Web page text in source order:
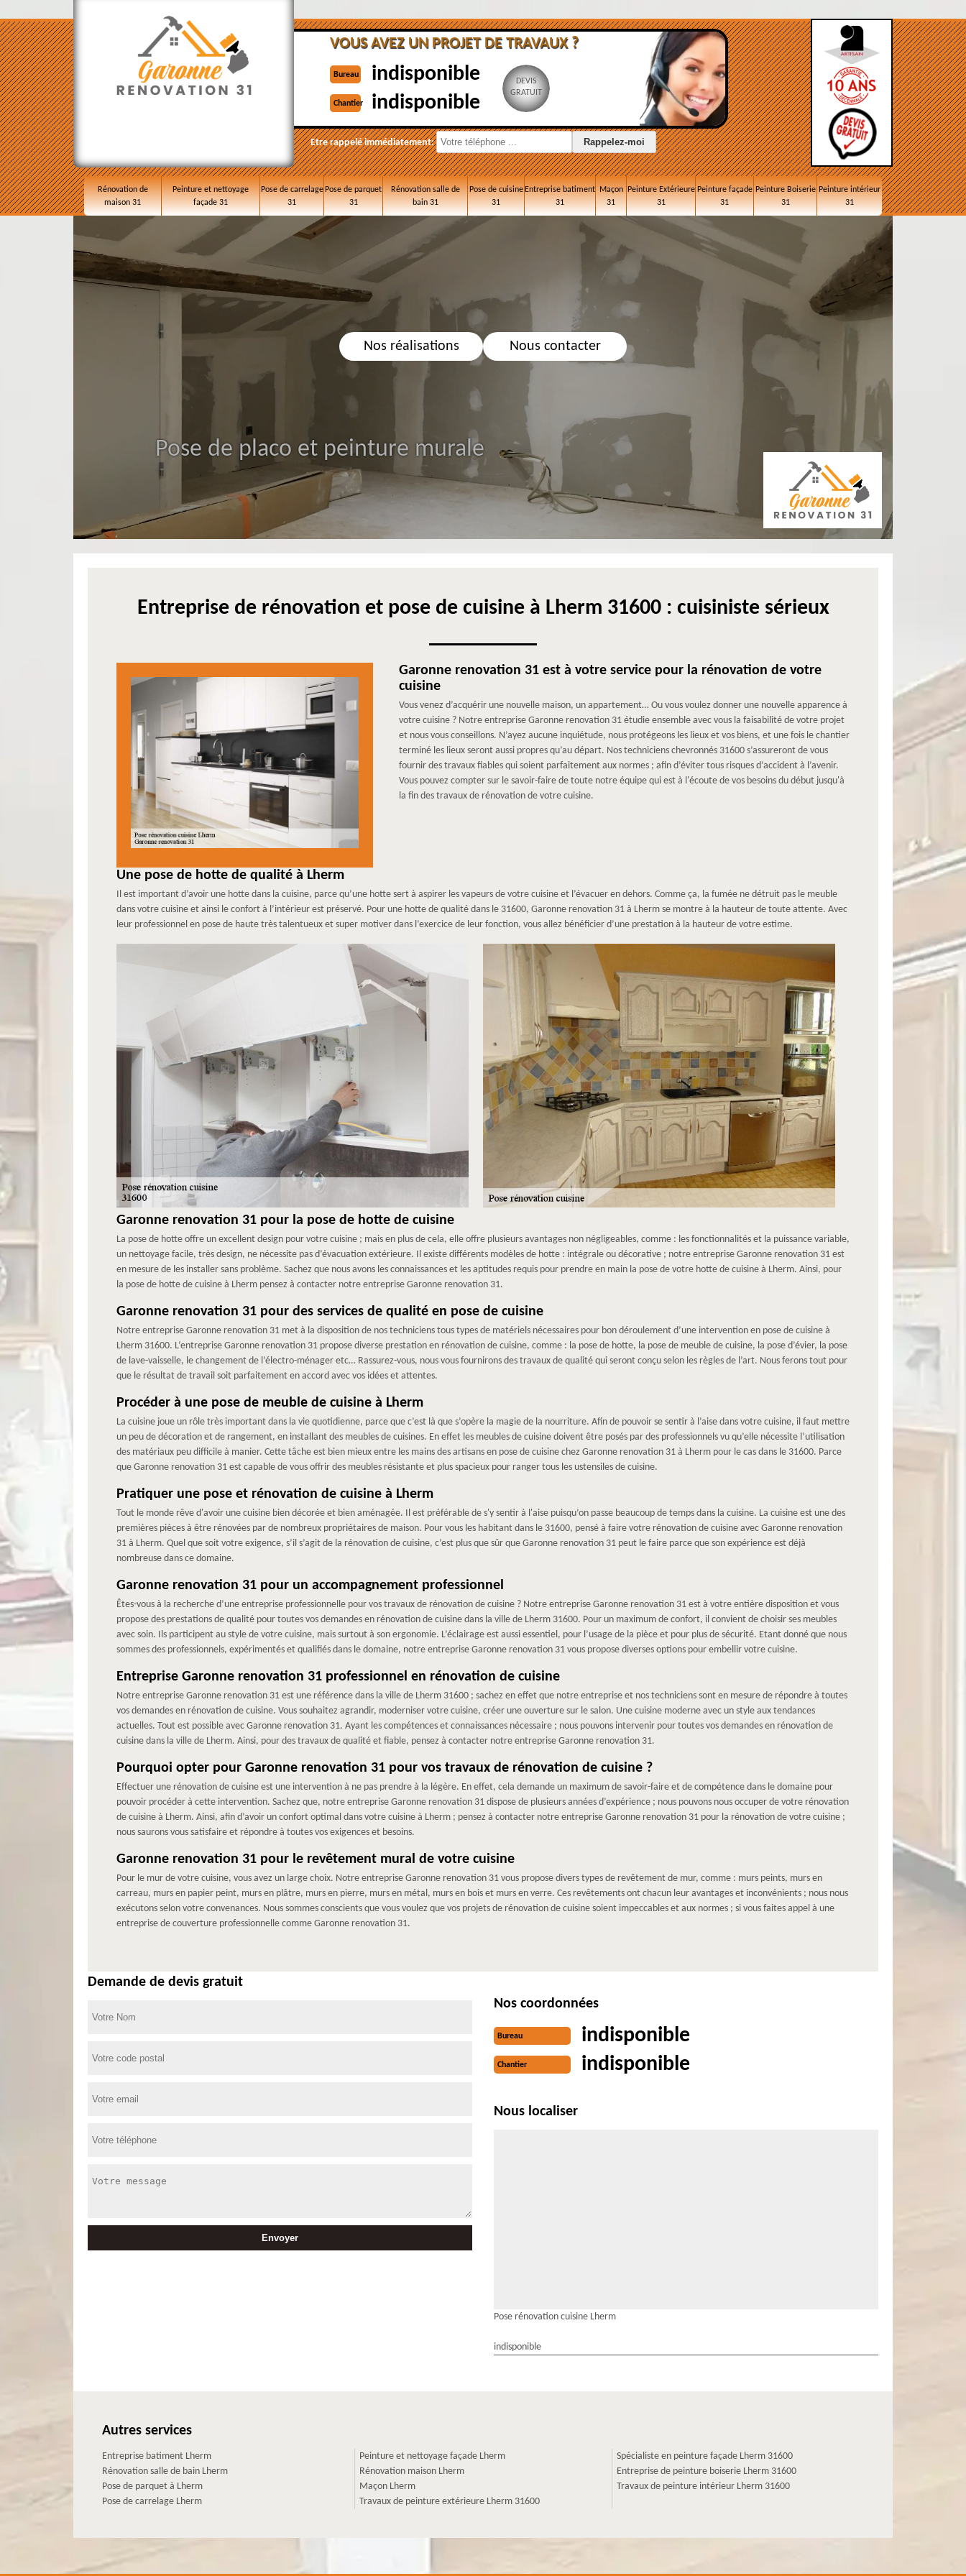
VOUS AVEZ UN PROJET DE TRAVAUX ?
Bureau indisponible
Chantier indisponible
DEVIS
GRATUIT
Etre rappelé immédiatement:
Rénovation de
maison 31
Peinture et nettoyage
façade 31
Pose de carrelage
31
Pose de parquet
31
Rénovation salle de
bain 31
Pose de cuisine
31
Entreprise batiment
31
Maçon
31
Peinture Extérieure
31
Peinture façade
31
Peinture Boiserie
31
Peinture intérieur
31
Nos réalisations Nous contacter
Pose de placo et peinture murale
Entreprise de rénovation et pose de cuisine à Lherm 31600 : cuisiniste sérieux
Garonne renovation 31 est à votre service pour la rénovation de votre
cuisine
Vous venez d’acquérir une nouvelle maison, un appartement… Ou vous voulez donner une nouvelle apparence à
votre cuisine ? Notre entreprise Garonne renovation 31 étudie ensemble avec vous la faisabilité de votre projet
et nous vous conseillons. N’ayez aucune inquiétude, nous protégeons les lieux et vos biens, et une fois le chantier
terminé les lieux seront aussi propres qu’au départ. Nos techniciens chevronnés 31600 s’assureront de vous
fournir des travaux fiables qui soient parfaitement aux normes ; afin d’éviter tous risques d’accident à l’avenir.
Vous pouvez compter sur le savoir-faire de toute notre équipe qui est à l'écoute de vos besoins du début jusqu'à
la fin des travaux de rénovation de votre cuisine.
Une pose de hotte de qualité à Lherm
Il est important d’avoir une hotte dans la cuisine, parce qu’une hotte sert à aspirer les vapeurs de votre cuisine et l’évacuer en dehors. Comme ça, la fumée ne détruit pas le meuble
dans votre cuisine et ainsi le confort à l’intérieur est préservé. Pour une hotte de qualité dans le 31600, Garonne renovation 31 à Lherm se montre à la hauteur de toute attente. Avec
leur professionnel en pose de haute très talentueux et super motiver dans l’exercice de leur fonction, vous allez bénéficier d’une prestation à la hauteur de votre estime.
Garonne renovation 31 pour la pose de hotte de cuisine
La pose de hotte offre un excellent design pour votre cuisine ; mais en plus de cela, elle offre plusieurs avantages non négligeables, comme : les fonctionnalités et la puissance variable,
un nettoyage facile, très design, ne nécessite pas d’évacuation extérieure. Il existe différents modèles de hotte : intégrale ou décorative ; notre entreprise Garonne renovation 31 est
en mesure de les installer sans problème. Sachez que nous avons les connaissances et les aptitudes requis pour prendre en main la pose de votre hotte de cuisine à Lherm. Ainsi, pour
la pose de hotte de cuisine à Lherm pensez à contacter notre entreprise Garonne renovation 31.
Garonne renovation 31 pour des services de qualité en pose de cuisine
Notre entreprise Garonne renovation 31 met à la disposition de nos techniciens tous types de matériels nécessaires pour bon déroulement d’une intervention en pose de cuisine à
Lherm 31600. L’entreprise Garonne renovation 31 propose diverse prestation en rénovation de cuisine, comme : la pose de hotte, la pose de meuble de cuisine, la pose d’évier, la pose
de lave-vaisselle, le changement de l’électro-ménager etc… Rassurez-vous, nous vous fournirons des travaux de qualité qui seront conçu selon les règles de l’art. Nous ferons tout pour
que le résultat de travail soit parfaitement en accord avec vos idées et attentes.
Procéder à une pose de meuble de cuisine à Lherm
La cuisine joue un rôle très important dans la vie quotidienne, parce que c’est là que s’opère la magie de la nourriture. Afin de pouvoir se sentir à l’aise dans votre cuisine, il faut mettre
un peu de décoration et de rangement, en installant des meubles de cuisines. En effet les meubles de cuisine doivent être posés par des professionnels vu qu’elle nécessite l’utilisation
des matériaux peu difficile à manier. Cette tâche est bien mieux entre les mains des artisans en pose de cuisine chez Garonne renovation 31 à Lherm pour le cas dans le 31600. Parce
que Garonne renovation 31 est capable de vous offrir des meubles résistante et plus spacieux pour ranger tous les ustensiles de cuisine.
Pratiquer une pose et rénovation de cuisine à Lherm
Tout le monde rêve d'avoir une cuisine bien décorée et bien aménagée. Il est préférable de s'y sentir à l'aise puisqu’on passe beaucoup de temps dans la cuisine. La cuisine est une des
premières pièces à être rénovées par de nombreux propriétaires de maison. Pour vous les habitant dans le 31600, pensé à faire votre rénovation de cuisine avec Garonne renovation
31 à Lherm. Quel que soit votre exigence, s’il s’agit de la rénovation de cuisine, c’est plus que sûr que Garonne renovation 31 peut le faire parce que son expérience est déjà
nombreuse dans ce domaine.
Garonne renovation 31 pour un accompagnement professionnel
Êtes-vous à la recherche d’une entreprise professionnelle pour vos travaux de rénovation de cuisine ? Notre entreprise Garonne renovation 31 est à votre entière disposition et vous
propose des prestations de qualité pour toutes vos demandes en rénovation de cuisine dans la ville de Lherm 31600. Pour un maximum de confort, il convient de choisir ses meubles
avec soin. Ils participent au style de votre cuisine, mais surtout à son ergonomie. L’éclairage est aussi essentiel, pour l’usage de la pièce et pour plus de sécurité. Etant donné que nous
sommes des professionnels, expérimentés et qualifiés dans le domaine, notre entreprise Garonne renovation 31 vous propose diverses options pour embellir votre cuisine.
Entreprise Garonne renovation 31 professionnel en rénovation de cuisine
Notre entreprise Garonne renovation 31 est une référence dans la ville de Lherm 31600 ; sachez en effet que notre entreprise et nos techniciens sont en mesure de répondre à toutes
vos demandes en rénovation de cuisine. Vous souhaitez agrandir, moderniser votre cuisine, créer une ouverture sur le salon. Une cuisine moderne avec un style aux tendances
actuelles. Tout est possible avec Garonne renovation 31. Ayant les compétences et connaissances nécessaire ; nous pouvons intervenir pour toutes vos demandes en rénovation de
cuisine dans la ville de Lherm. Ainsi, pour des travaux de qualité et fiable, pensez à contacter notre entreprise Garonne renovation 31.
Pourquoi opter pour Garonne renovation 31 pour vos travaux de rénovation de cuisine ?
Effectuer une rénovation de cuisine est une intervention à ne pas prendre à la légère. En effet, cela demande un maximum de savoir-faire et de compétence dans le domaine pour
pouvoir procéder à cette intervention. Sachez que, notre entreprise Garonne renovation 31 dispose de plusieurs années d’expérience ; nous pouvons nous occuper de votre rénovation
de cuisine à Lherm. Ainsi, afin d’avoir un confort optimal dans votre cuisine à Lherm ; pensez à contacter notre entreprise Garonne renovation 31 pour la rénovation de votre cuisine ;
nous saurons vous satisfaire et répondre à toutes vos exigences et besoins.
Garonne renovation 31 pour le revêtement mural de votre cuisine
Pour le mur de votre cuisine, vous avez un large choix. Notre entreprise Garonne renovation 31 vous propose divers types de revêtement de mur, comme : murs peints, murs en
carreau, murs en papier peint, murs en plâtre, murs en pierre, murs en métal, murs en bois et murs en verre. Ces revêtements ont chacun leur avantages et inconvénients ; nous nous
exécutons selon votre convenances. Nous sommes conscients que vous voulez que vos projets de rénovation de cuisine soient impeccables et aux normes ; si vous faites appel à une
entreprise de couverture professionnelle comme Garonne renovation 31.
Demande de devis gratuit
Nos coordonnées
Bureau indisponible
Chantier indisponible
Nous localiser
Pose rénovation cuisine Lherm
indisponible
Autres services
Entreprise batiment Lherm
Rénovation salle de bain Lherm
Pose de parquet à Lherm
Pose de carrelage Lherm
Peinture et nettoyage façade Lherm
Rénovation maison Lherm
Maçon Lherm
Travaux de peinture extérieure Lherm 31600
Spécialiste en peinture façade Lherm 31600
Entreprise de peinture boiserie Lherm 31600
Travaux de peinture intérieur Lherm 31600